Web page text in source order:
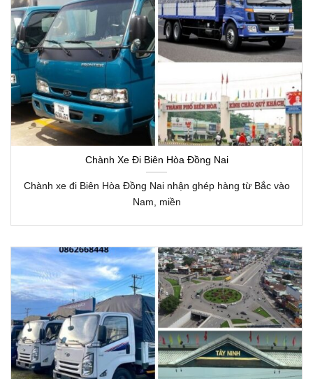
Chành Xe Đi Biên Hòa Đồng Nai
Chành xe đi Biên Hòa Đồng Nai nhận ghép hàng từ Bắc vào
Nam, miền